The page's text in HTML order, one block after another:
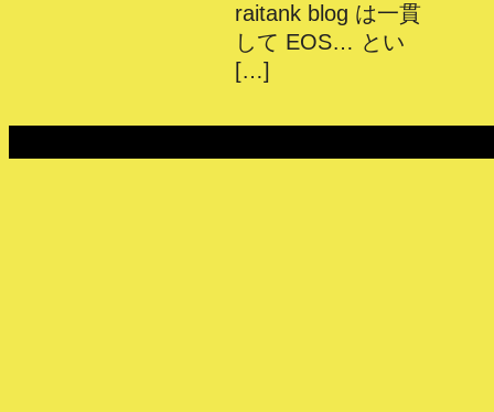
raitank blog は一貫
して EOS… とい
[…]